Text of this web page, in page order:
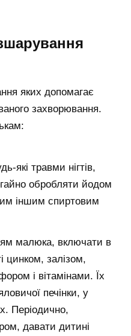
яких допомагає
захворювання.
які травми нігтів,
обробляти йодом
іншим спиртовим
малюка, включати в
цинком, залізом,
і вітамінами. Їх
печінки, у
Періодично,
давати дитині